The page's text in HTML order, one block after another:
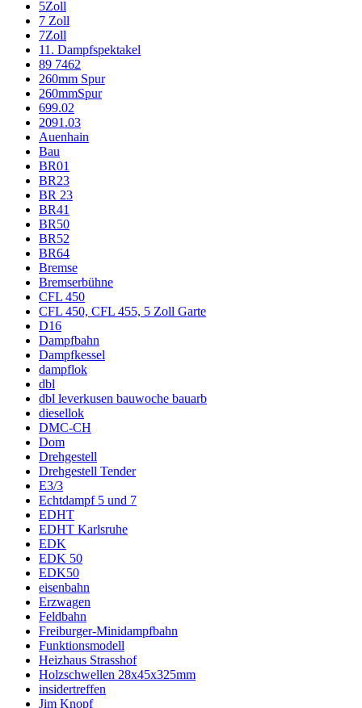
5Zoll
7 Zoll
7Zoll
11. Dampfspektakel
89 7462
260mm Spur
260mmSpur
699.02
2091.03
Auenhain
Bau
BR01
BR23
BR 23
BR41
BR50
BR52
BR64
Bremse
Bremserbühne
CFL 450
CFL 450, CFL 455, 5 Zoll Garte
D16
Dampfbahn
Dampfkessel
dampflok
dbl
dbl leverkusen bauwoche bauarb
diesellok
DMC-CH
Dom
Drehgestell
Drehgestell Tender
E3/3
Echtdampf 5 und 7
EDHT
EDHT Karlsruhe
EDK
EDK 50
EDK50
eisenbahn
Erzwagen
Feldbahn
Freiburger-Minidampfbahn
Funktionsmodell
Heizhaus Strasshof
Holzschwellen 28x45x325mm
insidertreffen
Jim Knopf